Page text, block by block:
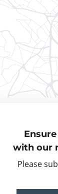
with our
Please